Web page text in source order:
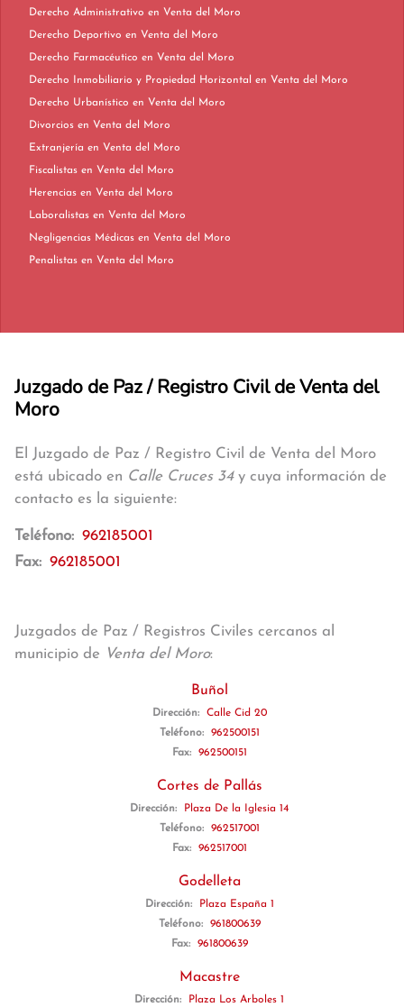
Derecho Administrativo en Venta del Moro
Derecho Deportivo en Venta del Moro
Derecho Farmacéutico en Venta del Moro
Derecho Inmobiliario y Propiedad Horizontal en Venta del Moro
Derecho Urbanístico en Venta del Moro
Divorcios en Venta del Moro
Extranjería en Venta del Moro
Fiscalistas en Venta del Moro
Herencias en Venta del Moro
Laboralistas en Venta del Moro
Negligencias Médicas en Venta del Moro
Penalistas en Venta del Moro
Juzgado de Paz / Registro Civil de Venta del
Moro
El Juzgado de Paz / Registro Civil de Venta del Moro
está ubicado en Calle Cruces 34y cuya información de
contacto es la siguiente:
Teléfono: 962185001
Fax: 962185001
Juzgados de Paz / Registros Civiles cercanos al
municipio de Venta del Moro:
Buñol
Dirección:
Calle Cid 20
Teléfono:
962500151
Fax:
962500151
Cortes de Pallás
Dirección:
Plaza De la Iglesia 14
Teléfono:
962517001
Fax:
962517001
Godelleta
Dirección:
Plaza España 1
Teléfono:
961800639
Fax:
961800639
Macastre
Dirección:
Plaza Los Arboles 1